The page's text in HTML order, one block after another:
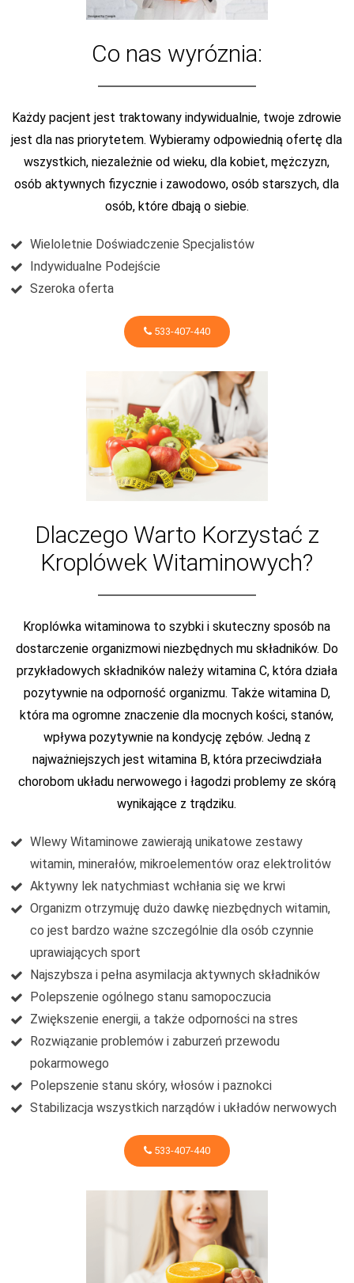
Co nas wyróznia:
Każdy pacjent jest traktowany indywidualnie, twoje zdrowie
jest dla nas priorytetem. Wybieramy odpowiednią ofertę dla
wszystkich, niezależnie od wieku, dla kobiet, mężczyzn,
osób aktywnych fizycznie i zawodowo, osób starszych, dla
osób, które dbają o siebie.
Wieloletnie Doświadczenie Specjalistów
Indywidualne Podejście
Szeroka oferta
533-407-440
Dlaczego Warto Korzystać z
Kroplówek Witaminowych?
Kroplówka witaminowa to szybki i skuteczny sposób na
dostarczenie organizmowi niezbędnych mu składników. Do
przykładowych składników należy witamina C, która działa
pozytywnie na odporność organizmu. Także witamina D,
która ma ogromne znaczenie dla mocnych kości, stanów,
wpływa pozytywnie na kondycję zębów. Jedną z
najważniejszych jest witamina B, która przeciwdziała
chorobom układu nerwowego i łagodzi problemy ze skórą
wynikające z trądziku.
Wlewy Witaminowe zawierają unikatowe zestawy
witamin, minerałów, mikroelementów oraz elektrolitów
Aktywny lek natychmiast wchłania się we krwi
Organizm otrzymuję dużo dawkę niezbędnych witamin,
co jest bardzo ważne szczególnie dla osób czynnie
uprawiających sport
Najszybsza i pełna asymilacja aktywnych składników
Polepszenie ogólnego stanu samopoczucia
Zwiększenie energii, a także odporności na stres
Rozwiązanie problemów i zaburzeń przewodu
pokarmowego
Polepszenie stanu skóry, włosów i paznokci
Stabilizacja wszystkich narządów i układów nerwowych
533-407-440